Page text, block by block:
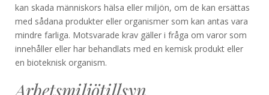
kan skada människors hälsa eller miljön, om de kan ersättas
med sådana produkter eller organismer som kan antas vara
mindre farliga. Motsvarade krav gäller i fråga om varor som
innehåller eller har behandlats med en kemisk produkt eller
en bioteknisk organism.
Arbetsmiljötillsyn